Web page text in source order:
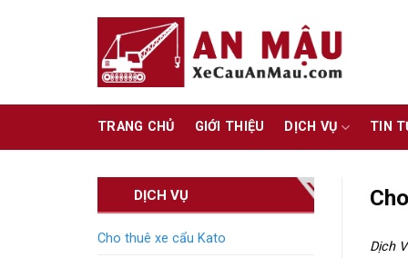
TRANG CHỦ GIỚI THIỆU DỊCH VỤ TIN
DỊCH VỤ
Cho thuê xe cẩu Kato
Dịch